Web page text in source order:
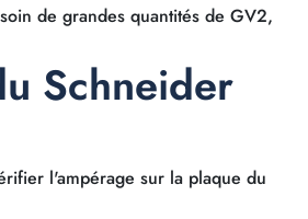
de grandes quantités de GV2,
Schneider
l'ampérage sur la plaque du